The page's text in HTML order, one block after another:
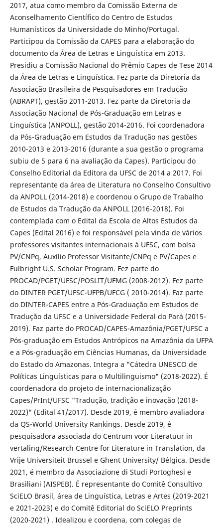
2017, atua como membro da Comissão Externa de
Aconselhamento Científico do Centro de Estudos
Humanísticos da Universidade do Minho/Portugal.
Participou da Comissão da CAPES para a elaboração do
documento da Área de Letras e Linguística em 2013.
Presidiu a Comissão Nacional do Prêmio Capes de Tese 2014
da Área de Letras e Linguística. Fez parte da Diretoria da
Associação Brasileira de Pesquisadores em Tradução
(ABRAPT), gestão 2011-2013. Fez parte da Diretoria da
Associação Nacional de Pós-Graduação em Letras e
Linguística (ANPOLL), gestão 2014-2016. Foi coordenadora
da Pós-Graduação em Estudos da Tradução nas gestões
2010-2013 e 2013-2016 (durante a sua gestão o programa
subiu de 5 para 6 na avaliação da Capes). Participou do
Conselho Editorial da Editora da UFSC de 2014 a 2017. Foi
representante da área de Literatura no Conselho Consultivo
da ANPOLL (2014-2018) e coordenou o Grupo de Trabalho
de Estudos da Tradução da ANPOLL (2016-2018). Foi
contemplada com o Edital da Escola de Altos Estudos da
Capes (Edital 2016) e foi responsável pela vinda de vários
professores visitantes internacionais à UFSC, com bolsa
PV/CNPq, Auxílio Professor Visitante/CNPq e PV/Capes e
Fulbright U.S. Scholar Program. Fez parte do
PROCAD/PGET/UFSC/POSLIT/UFMG (2008-2012). Fez parte
do DINTER PGET/UFSC-UFPB/UFCG ( 2010-2014). Faz parte
do DINTER-CAPES entre a Pós-Graduação em Estudos de
Tradução da UFSC e a Universidade Federal do Pará (2015-
2019). Faz parte do PROCAD/CAPES-Amazônia/PGET/UFSC a
Pós-graduação em Estudos Antrópicos na Amazônia da UFPA
e a Pós-graduação em Ciências Humanas, da Universidade
do Estado do Amazonas. Integra a "Cátedra UNESCO de
Políticas Linguísticas para o Multilinguismo" (2018-2022). É
coordenadora do projeto de internacionalização
Capes/PrInt/UFSC "Tradução, tradição e inovação (2018-
2022)" (Edital 41/2017). Desde 2019, é membro avaliadora
da QS-World University Rankings. Desde 2019, é
pesquisadora associada do Centrum voor Literatuur in
vertaling/Research Centre for Literature in Translation, da
Vrije Universiteit Brussel e Ghent University/ Bélgica. Desde
2021, é membro da Associazione di Studi Portoghesi e
Brasiliani (AISPEB). É representante do Comitê Consultivo
SciELO Brasil, área de Linguística, Letras e Artes (2019-2021
e 2021-2023) e do Comitê Editorial do SciELO Preprints
(2020-2021) . Idealizou e coordena, com colegas de